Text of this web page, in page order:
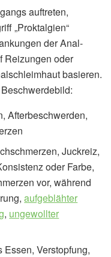
auftreten,
„Proktalgien“
der Anal-
Reizungen oder
basieren.
Afterbeschwerden,
Juckreiz,
oder Farbe,
vor, während
aufgeblähter
, ungewollter
Essen, Verstopfung,